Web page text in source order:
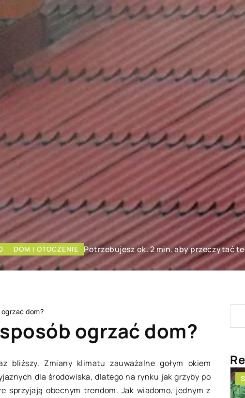
DOM I OTOCZENIE Potrzebujesz ok. 2 min. aby przeczytać
dom?
ogrzać dom?
Zmiany klimatu zauważalne gołym okiem
dla środowiska, dlatego na rynku jak grzyby po
sprzyjają obecnym trendom. Jak wiadomo, jednym z
SPOSÓB ŻYCIA I STYL